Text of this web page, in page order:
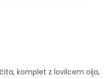
komplet z lovilcem olja,